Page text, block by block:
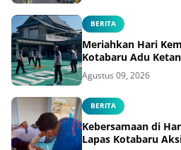
BERITA
Meriahkan Hari
Kotabaru Adu
Agustus 09, 2026
BERITA
Kebersamaan di
Lapas Kotabaru